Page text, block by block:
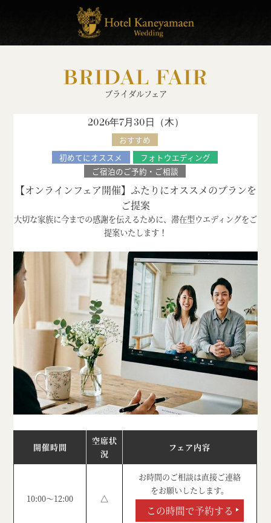
BRIDAL FAIR
ブライダルフェア
2026年7月30日（木）
おすすめ
初めてにオススメ
フォトウエディング
ご宿泊のご予約・ご相談
【オンラインフェア開催】ふたりにオススメのプランを
ご提案
大切な家族に今までの感謝を伝えるために、滞在型ウエディングをご
提案いたします！
開催時間
空席状
況
フェア内容
10:00～12:00 △
お時間のご相談は直接ご連絡
をお願いしたします。
この時間で予約する